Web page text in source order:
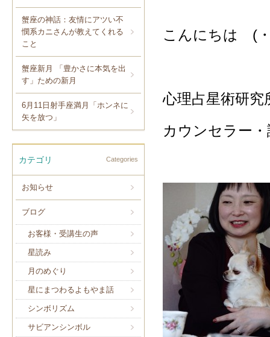
蟹座の神話：友情にアツい不
憫系カニさんが教えてくれる
こと
蟹座新月 「豊かさに本気を出
す」ための新月
6月11日射手座満月「ホンネに
矢を放つ」
カテゴリ Categories
お知らせ
ブログ
お客様・受講生の声
星読み
月のめぐり
星にまつわるよもやま話
シンボリズム
サビアンシンボル
こんにちは (
心理占星術研
カウンセラー